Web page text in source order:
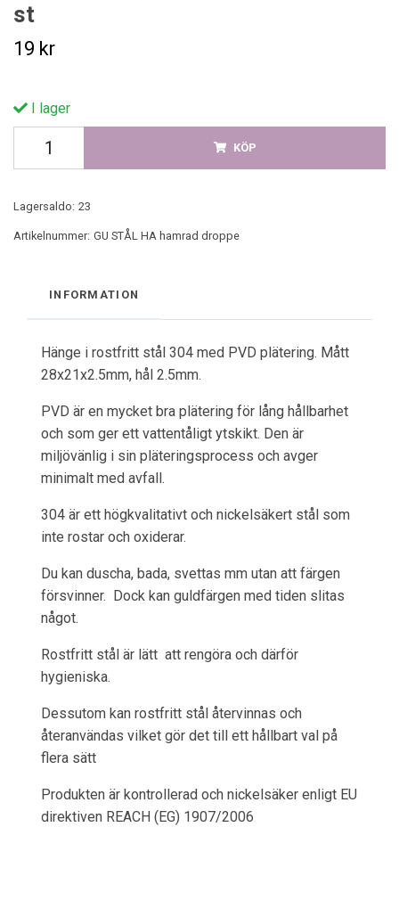
st
19 kr
I lager
KÖP
Lagersaldo: 23
Artikelnummer: GU STÅL HA hamrad droppe
INFORMATION
Hänge i rostfritt stål 304 med PVD plätering. Mått
28x21x2.5mm, hål 2.5mm.
PVD är en mycket bra plätering för lång hållbarhet
och som ger ett vattentåligt ytskikt. Den är
miljövänlig i sin pläteringsprocess och avger
minimalt med avfall.
304 är ett högkvalitativt och nickelsäkert stål som
inte rostar och oxiderar.
Du kan duscha, bada, svettas mm utan att färgen
försvinner. Dock kan guldfärgen med tiden slitas
något.
Rostfritt stål är lätt att rengöra och därför
hygieniska.
Dessutom kan rostfritt stål återvinnas och
återanvändas vilket gör det till ett hållbart val på
flera sätt
Produkten är kontrollerad och nickelsäker enligt EU
direktiven REACH (EG) 1907/2006